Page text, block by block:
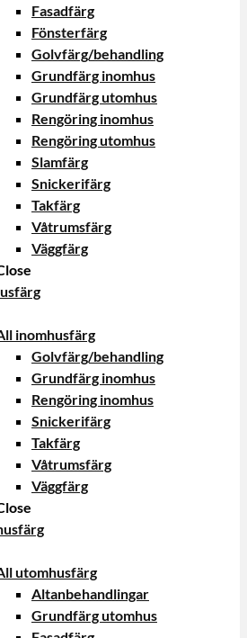
Fasadfärg
Fönsterfärg
Golvfärg/behandling
Grundfärg inomhus
Grundfärg utomhus
Rengöring inomhus
Rengöring utomhus
Slamfärg
Snickerifärg
Takfärg
Våtrumsfärg
Väggfärg
inomhusfärg
Golvfärg/behandling
Grundfärg inomhus
Rengöring inomhus
Snickerifärg
Takfärg
Våtrumsfärg
Väggfärg
utomhusfärg
Altanbehandlingar
Grundfärg utomhus